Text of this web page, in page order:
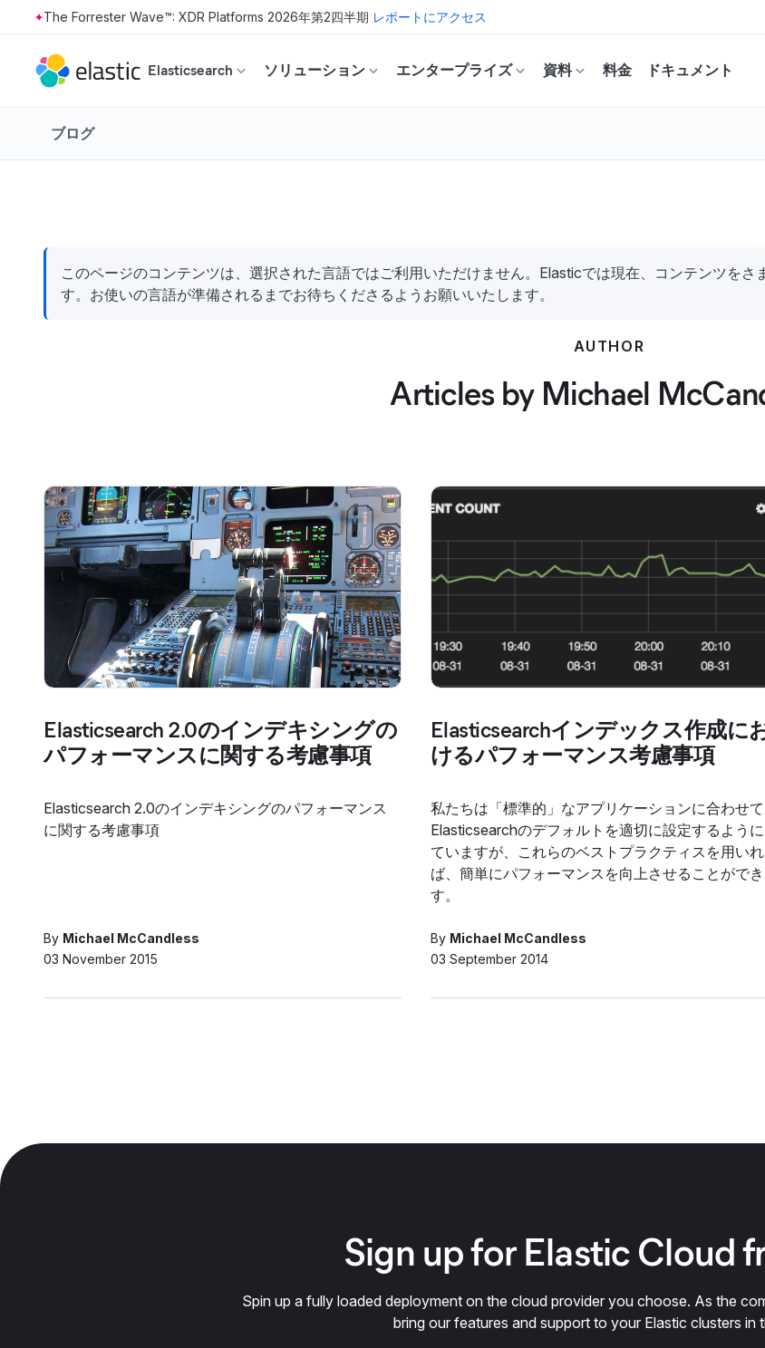
Skip to main content
The Forrester Wave™: XDR Platforms 2026年第2四半期 レポートにアクセス
Elasticsearch ソリューション エンタープライズ 資料 料金 ドキュメント
ブログ
このページのコンテンツは、選択された言語ではご利用いただけません。Elasticでは現在、コンテンツを
す。お使いの言語が準備されるまでお待ちくださるようお願いいたします。
AUTHOR
Articles by Michael
Elasticsearch 2.0のインデキシングの
パフォーマンスに関する考慮事項
Elasticsearch 2.0のインデキシングのパフォーマンス
に関する考慮事項
By Michael McCandless
03 November 2015
Elasticsearchインデックス作成に
けるパフォーマンス考慮事項
私たちは「標準的」なアプリケーションに合わせて
Elasticsearchのデフォルトを適切に設定するよう
ていますが、これらのベストプラクティスを用いれ
ば、簡単にパフォーマンスを向上させることができ
す。
By Michael McCandless
03 September 2014
Sign up for Elastic Cloud
Spin up a fully loaded deployment on the cloud provider you choose. As the
bring our features and support to your Elastic clusters in